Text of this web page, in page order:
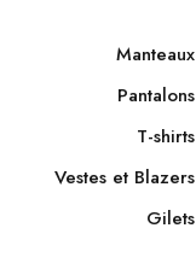
Manteaux
Pantalons
T-shirts
Vestes et Blazers
Gilets